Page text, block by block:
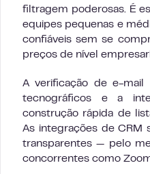
filtragem poderosas. É
equipes pequenas e
confiáveis sem se
preços de nível
A verificação de e-
tecnográficos e a
construção rápida de
As integrações de CRM
transparentes — pelo
concorrentes como